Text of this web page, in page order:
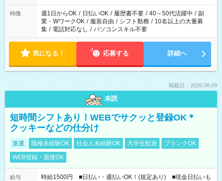
特徴 週1日からOK / 日払いOK / 履歴書不要 / 40～50代活躍中 / 副
業・WワークOK / 服装自由 / シフト勤務 / 10名以上の大量募
集 / 電話対応なし / パソコンスキル不要
気になる！ 応募する 詳細へ
掲載日：2026.08.09
未読
短時間シフトあり！WEBでサクッと登録OK＊
クッキーなどの仕分け
派遣 職種未経験OK 社会人未経験OK 大学生歓迎
ブランクOK
WEB登録・面接OK
給与
時給1500円 ■日払い・週払いOK！(規定あり) ■現金日払いも